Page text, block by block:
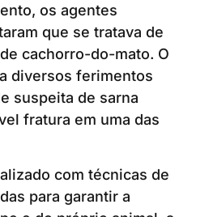
os agentes
que se tratava de
cachorro-do-mato. O
diversos ferimentos
suspeita de sarna
fratura em uma das
com técnicas de
para garantir a